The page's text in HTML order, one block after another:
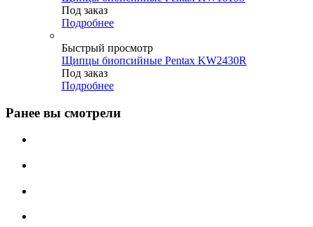
Под заказ
Подробнее
Быстрый просмотр
Щипцы биопсийные Pentax KW2430R
Под заказ
Подробнее
Ранее вы смотрели